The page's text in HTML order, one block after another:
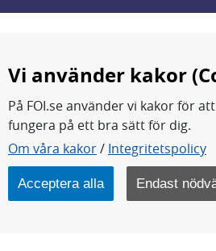
FOI forskar för en säkrare värld.
FOI:s kärnverksamhet är forskning,
teknikutveckling samt analyser och
Myndigheten ligger under
Vi använder kakor
På FOI.se använder vi kakor för
fungera på ett bra sätt för dig.
Om våra kakor/ Integritetspolicy
Acceptera alla Endast